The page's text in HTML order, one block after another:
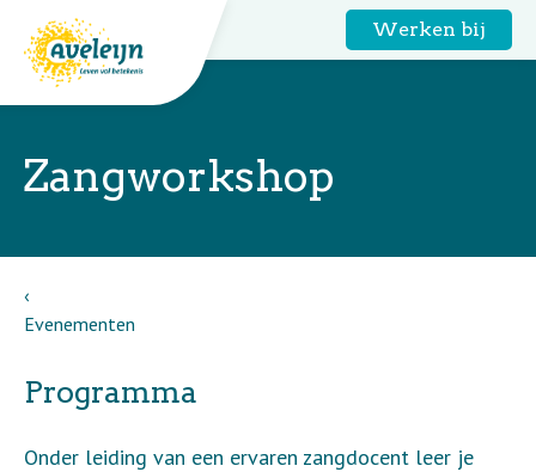
Werken bij
Zangworkshop
Evenementen
Programma
Onder leiding van een ervaren zangdocent leer je